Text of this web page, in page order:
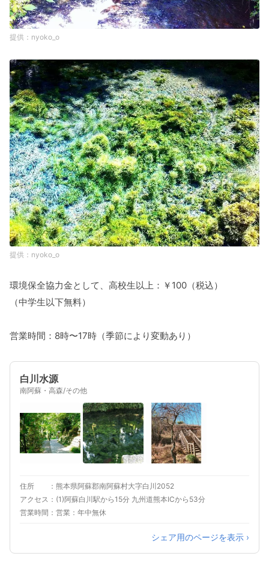
nyoko_o
nyoko_o
環境保全協力金として、高校生以上：￥100（税込）
（中学生以下無料）
営業時間：8時〜17時（季節により変動あり）
白川水源
南阿蘇・高森/その他
住所
熊本県阿蘇郡南阿蘇村大字白川2052
アクセス
(1)阿蘇白川駅から15分 九州道熊本ICから53分
営業時間
営業：年中無休
シェア用のページを表示 ›